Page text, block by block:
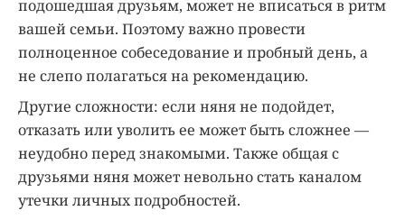
подошедшая друзьям, может не вписаться в ритм
вашей семьи. Поэтому важно провести
полноценное собеседование и пробный день, а
не слепо полагаться на рекомендацию.
Другие сложности: если няня не подойдет,
отказать или уволить ее может быть сложнее —
неудобно перед знакомыми. Также общая с
друзьями няня может невольно стать каналом
утечки личных подробностей.